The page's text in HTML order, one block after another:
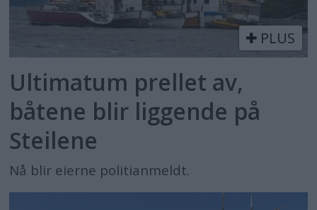
PLUS
Ultimatum prellet av,
båtene blir liggende på
Steilene
Nå blir eierne politianmeldt.